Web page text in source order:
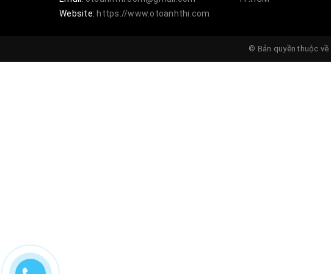
Website: https://www.otoanhthi.com
© Bản quyền thuộc về